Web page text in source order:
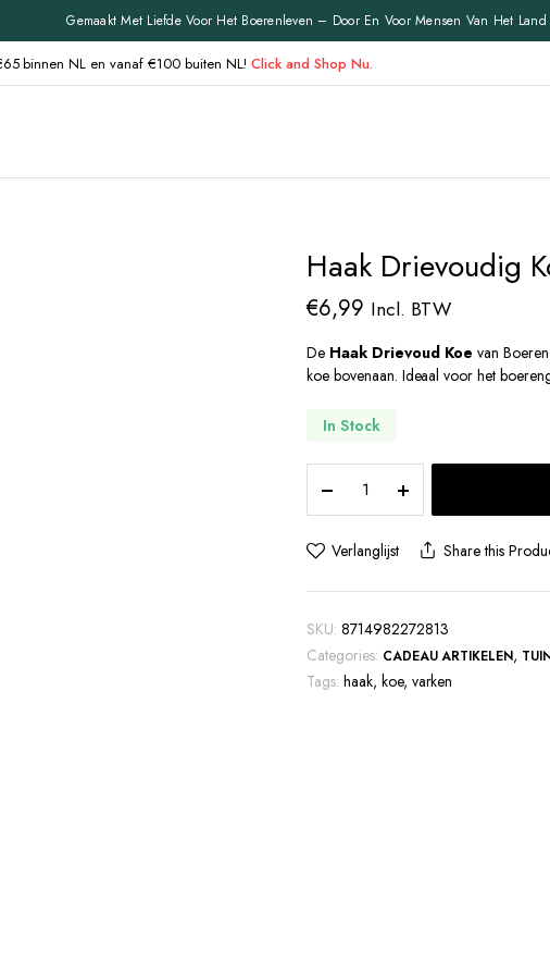
Gemaakt Met Liefde Voor Het Boerenleven – Door En Voor Mensen Van Het Land
binnen NL en vanaf €100 buiten NL!Click and Shop Nu.
Haak Drievoudig
€6,99 Incl. BTW
De Haak Drievoud Koe van
koe bovenaan. Ideaal voor het
In Stock
Verlanglijst Share this
SKU: 8714982272813
Categories: CADEAU ARTIKELEN,
Tags: haak, koe, varken